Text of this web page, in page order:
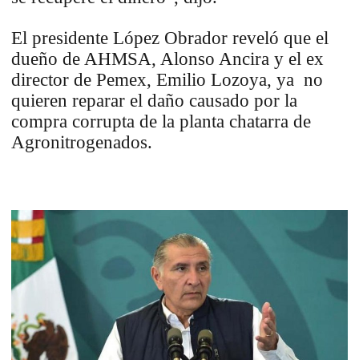
El presidente López Obrador reveló que el
dueño de AHMSA, Alonso Ancira y el ex
director de Pemex, Emilio Lozoya, ya no
quieren reparar el daño causado por la
compra corrupta de la planta chatarra de
Agronitrogenados.